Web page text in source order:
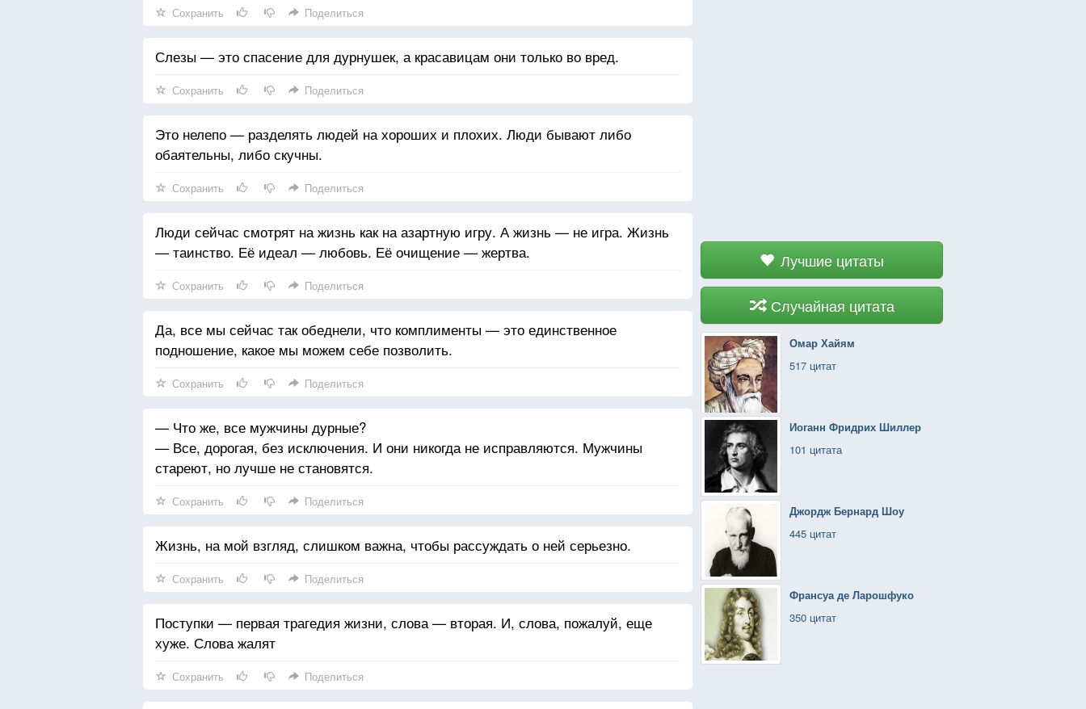
Лучшие цитаты
Случайная цитата
Омар Хайям
517 цитат
Иоганн Фридрих Шиллер
101 цитата
Джордж Бернард Шоу
445 цитат
Франсуа де Ларошфуко
350 цитат
Сохранить Поделиться
Слезы — это спасение для дурнушек, а красавицам они только во вред.
Сохранить Поделиться
Это нелепо — разделять людей на хороших и плохих. Люди бывают либо
обаятельны, либо скучны.
Сохранить Поделиться
Люди сейчас смотрят на жизнь как на азартную игру. А жизнь — не игра. Жизнь
— таинство. Её идеал — любовь. Её очищение — жертва.
Сохранить Поделиться
Да, все мы сейчас так обеднели, что комплименты — это единственное
подношение, какое мы можем себе позволить.
Сохранить Поделиться
— Что же, все мужчины дурные?
— Все, дорогая, без исключения. И они никогда не исправляются. Мужчины
стареют, но лучше не становятся.
Сохранить Поделиться
Жизнь, на мой взгляд, слишком важна, чтобы рассуждать о ней серьезно.
Сохранить Поделиться
Поступки — первая трагедия жизни, слова — вторая. И, слова, пожалуй, еще
хуже. Слова жалят
Сохранить Поделиться